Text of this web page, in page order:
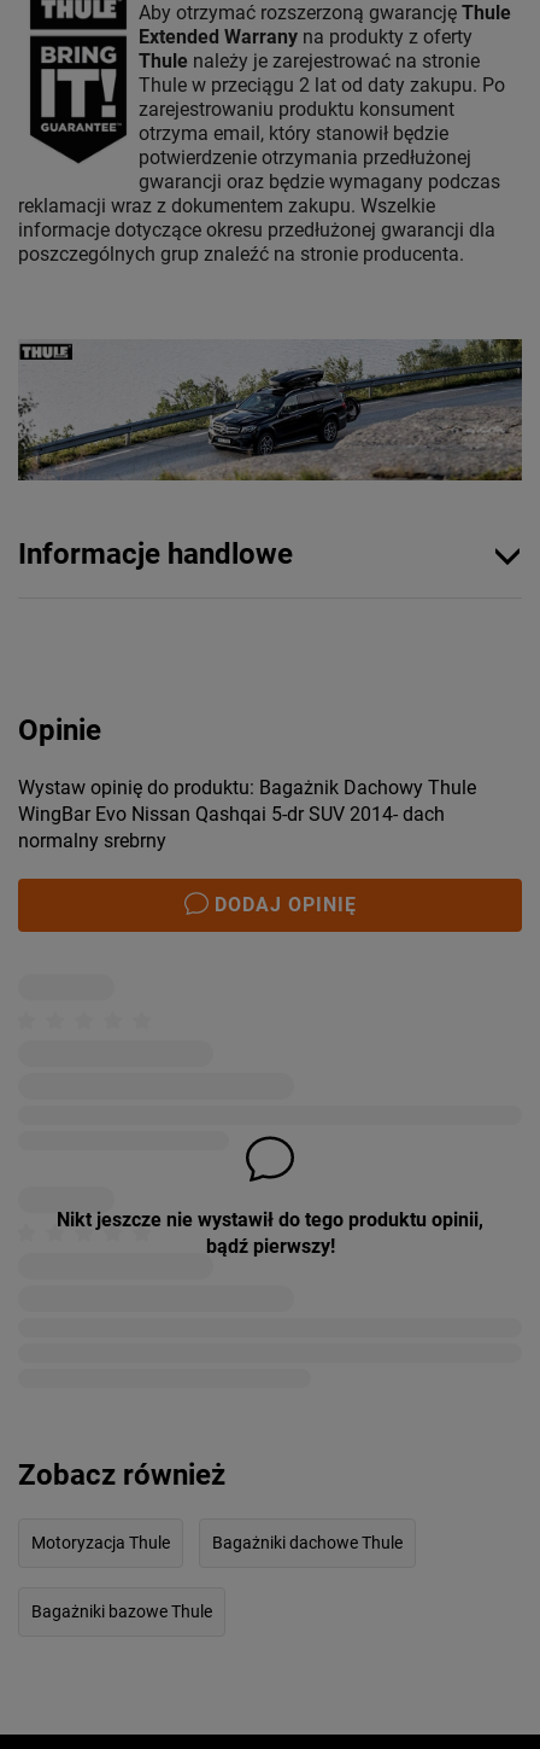
Aby otrzymać rozszerzoną gwarancję Thule
Extended Warrany na produkty z oferty
Thule należy je zarejestrować na stronie
Thule w przeciągu 2 lat od daty zakupu. Po
zarejestrowaniu produktu konsument
otrzyma email, który stanowił będzie
potwierdzenie otrzymania przedłużonej
gwarancji oraz będzie wymagany podczas
reklamacji wraz z dokumentem zakupu. Wszelkie
informacje dotyczące okresu przedłużonej gwarancji dla
poszczególnych grup znaleźć na stronie producenta.
Informacje handlowe
Opinie
Wystaw opinię do produktu: Bagażnik Dachowy Thule
WingBar Evo Nissan Qashqai 5-dr SUV 2014- dach
normalny srebrny
DODAJ OPINIĘ
Nikt jeszcze nie wystawił do tego produktu opinii,
bądź pierwszy!
Zobacz również
Motoryzacja Thule Bagażniki dachowe Thule
Bagażniki bazowe Thule